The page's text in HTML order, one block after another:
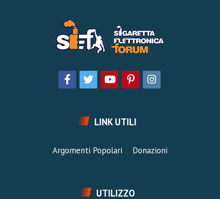
LINK UTILI
Argomenti Popolari Donazioni
UTILIZZO